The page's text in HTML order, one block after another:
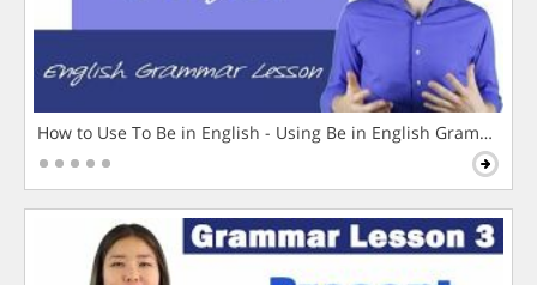
How to Use To Be in English - Using Be in English Grammar